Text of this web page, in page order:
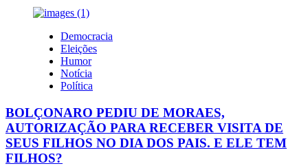
Democracia
Eleições
Humor
Notícia
Política
BOLÇONARO PEDIU DE MORAES,
AUTORIZAÇÃO PARA RECEBER VISITA DE
SEUS FILHOS NO DIA DOS PAIS. E ELE TEM
FILHOS?